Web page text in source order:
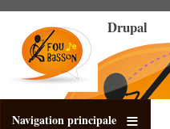
contenuto
principale
Drupal
Navigation principale